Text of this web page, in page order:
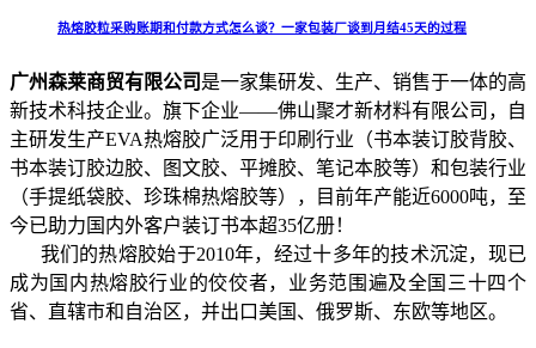
热熔胶粒采购账期和付款方式怎么谈？一家包装厂谈到月结45天的过程
广州森莱商贸有限公司 是一家集研发、生产、销售于一体的高
新技术科技企业。旗下企业——佛山聚才新材料有限公司，自
主研发生产EVA热熔胶广泛用于印刷行业（书本装订胶背胶、
书本装订胶边胶、图文胶、平摊胶、笔记本胶等）和包装行业
（手提纸袋胶、珍珠棉热熔胶等），目前年产能近6000吨，至
今已助力国内外客户装订书本超35亿册！
我们的热熔胶始于2010年，经过十多年的技术沉淀，现已
成为国内热熔胶行业的佼佼者，业务范围遍及全国三十四个
省、直辖市和自治区，并出口美国、俄罗斯、东欧等地区。